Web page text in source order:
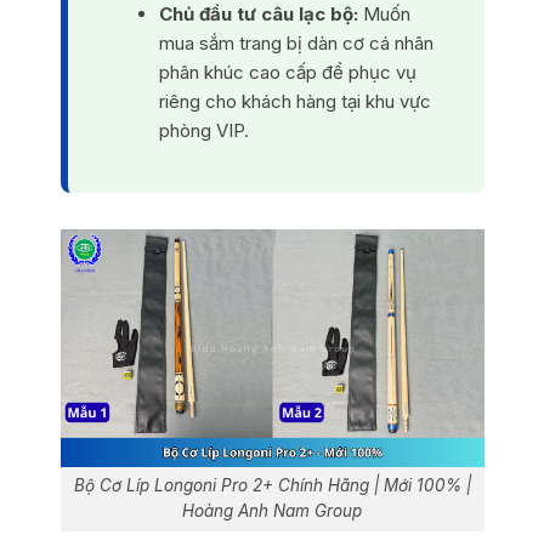
Chủ đầu tư câu lạc bộ: Muốn
mua sắm trang bị dàn cơ cá nhân
phân khúc cao cấp để phục vụ
riêng cho khách hàng tại khu vực
phòng VIP.
Bộ Cơ Líp Longoni Pro 2+ Chính Hãng | Mới 100% |
Hoàng Anh Nam Group